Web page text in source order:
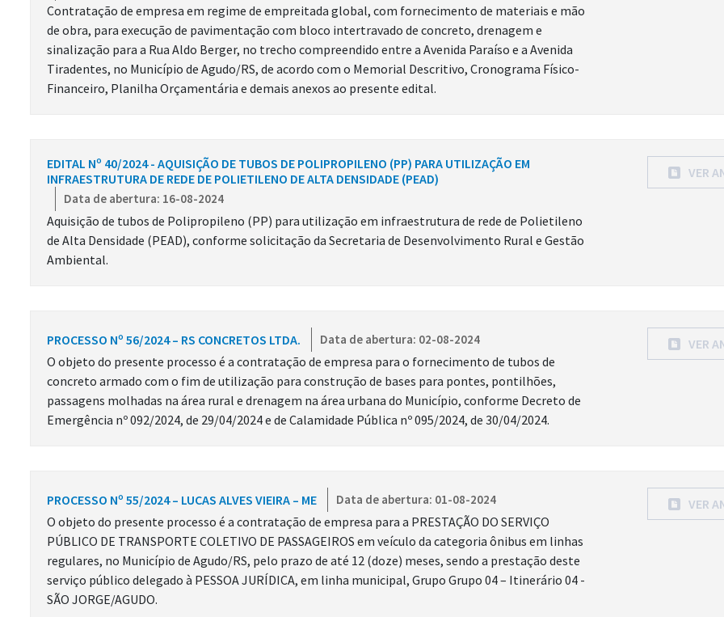
Contratação de empresa em regime de empreitada global, com fornecimento de materiais e mão
de obra, para execução de pavimentação com bloco intertravado de concreto, drenagem e
sinalização para a Rua Aldo Berger, no trecho compreendido entre a Avenida Paraíso e a Avenida
Tiradentes, no Município de Agudo/RS, de acordo com o Memorial Descritivo, Cronograma Físico-
Financeiro, Planilha Orçamentária e demais anexos ao presente edital.
EDITAL Nº 40/2024 - AQUISIÇÃO DE TUBOS DE POLIPROPILENO (PP) PARA UTILIZAÇÃO EM
INFRAESTRUTURA DE REDE DE POLIETILENO DE ALTA DENSIDADE (PEAD)
Data de abertura: 16-08-2024
Aquisição de tubos de Polipropileno (PP) para utilização em infraestrutura de rede de Polietileno
de Alta Densidade (PEAD), conforme solicitação da Secretaria de Desenvolvimento Rural e Gestão
Ambiental.
VER
PROCESSO Nº 56/2024 – RS CONCRETOS LTDA. Data de abertura: 02-08-2024
O objeto do presente processo é a contratação de empresa para o fornecimento de tubos de
concreto armado com o fim de utilização para construção de bases para pontes, pontilhões,
passagens molhadas na área rural e drenagem na área urbana do Município, conforme Decreto de
Emergência nº 092/2024, de 29/04/2024 e de Calamidade Pública nº 095/2024, de 30/04/2024.
VER
PROCESSO Nº 55/2024 – LUCAS ALVES VIEIRA – ME Data de abertura: 01-08-2024
O objeto do presente processo é a contratação de empresa para a PRESTAÇÃO DO SERVIÇO
PÚBLICO DE TRANSPORTE COLETIVO DE PASSAGEIROS em veículo da categoria ônibus em linhas
regulares, no Município de Agudo/RS, pelo prazo de até 12 (doze) meses, sendo a prestação deste
serviço público delegado à PESSOA JURÍDICA, em linha municipal, Grupo Grupo 04 – Itinerário 04 -
SÃO JORGE/AGUDO.
VER